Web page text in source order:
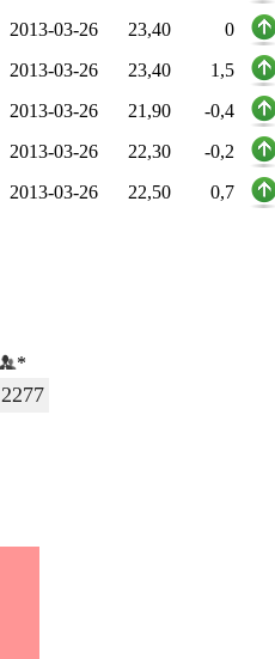
2013-03-26
23,40
0
2013-03-26
23,40
1,5
2013-03-26
21,90
-0,4
2013-03-26
22,30
-0,2
2013-03-26
22,50 0,7
*
2277